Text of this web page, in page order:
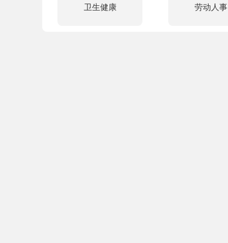
卫生健康 劳动人事